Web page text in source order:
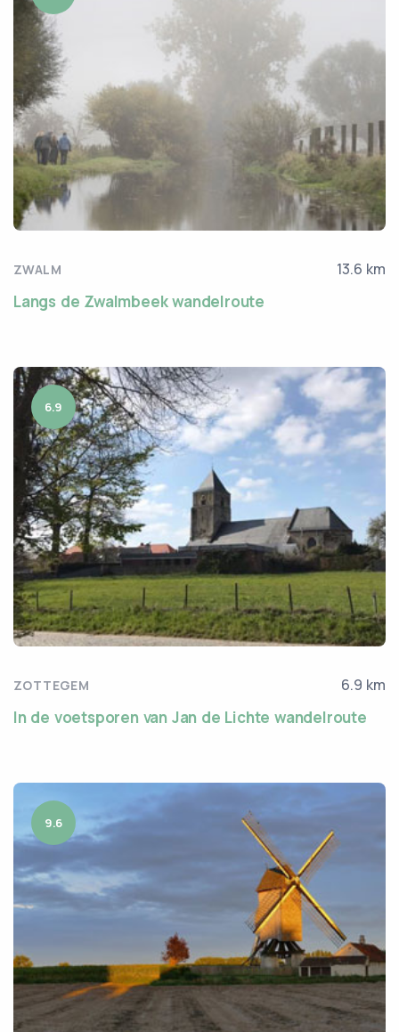
ZWALM 13.6 km
Langs de Zwalmbeek wandelroute
6.9
ZOTTEGEM 6.9 km
In de voetsporen van Jan de Lichte wandelroute
9.6